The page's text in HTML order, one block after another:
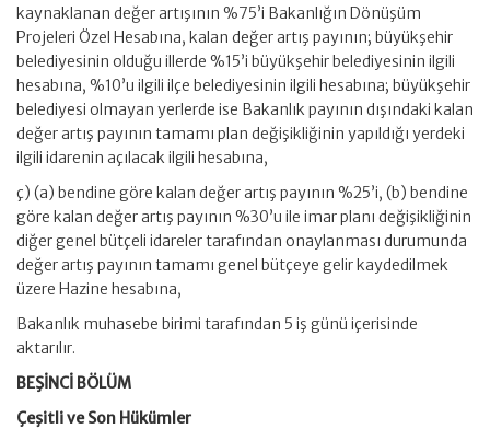
kaynaklanan değer artışının %75’i Bakanlığın Dönüşüm
Projeleri Özel Hesabına, kalan değer artış payının; büyükşehir
belediyesinin olduğu illerde %15’i büyükşehir belediyesinin ilgili
hesabına, %10’u ilgili ilçe belediyesinin ilgili hesabına; büyükşehir
belediyesi olmayan yerlerde ise Bakanlık payının dışındaki kalan
değer artış payının tamamı plan değişikliğinin yapıldığı yerdeki
ilgili idarenin açılacak ilgili hesabına,
ç) (a) bendine göre kalan değer artış payının %25’i, (b) bendine
göre kalan değer artış payının %30’u ile imar planı değişikliğinin
diğer genel bütçeli idareler tarafından onaylanması durumunda
değer artış payının tamamı genel bütçeye gelir kaydedilmek
üzere Hazine hesabına,
Bakanlık muhasebe birimi tarafından 5 iş günü içerisinde
aktarılır.
BEŞİNCİ BÖLÜM
Çeşitli ve Son Hükümler